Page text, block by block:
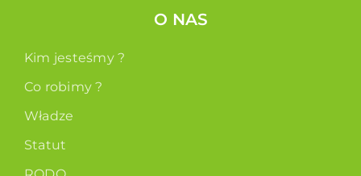
O NAS
Kim jesteśmy ?
Co robimy ?
Władze
Statut